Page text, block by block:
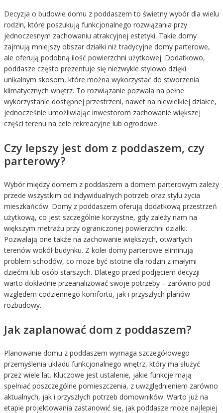
Decyzja o budowie domu z poddaszem to świetny wybór dla wielu
rodzin, które poszukują funkcjonalnego rozwiązania przy
jednoczesnym zachowaniu atrakcyjnej estetyki. Takie domy
zajmują mniejszy obszar działki niż tradycyjne domy parterowe,
ale oferują podobną ilość powierzchni użytkowej. Dodatkowo,
poddasze często prezentuje się niezwykle stylowo dzięki
unikalnym skosom, które można wykorzystać do stworzenia
klimatycznych wnętrz. To rozwiązanie pozwala na pełne
wykorzystanie dostępnej przestrzeni, nawet na niewielkiej działce,
jednocześnie umożliwiając inwestorom zachowanie większej
części terenu na cele rekreacyjne lub ogrodowe.
Czy lepszy jest dom z poddaszem, czy
parterowy?
Wybór między domem z poddaszem a domem parterowym zależy
przede wszystkim od indywidualnych potrzeb oraz stylu życia
mieszkańców. Domy z poddaszem oferują dodatkową przestrzeń
użytkową, co jest szczególnie korzystne, gdy zależy nam na
większym metrażu przy ograniczonej powierzchni działki.
Pozwalają one także na zachowanie większych, otwartych
terenów wokół budynku. Z kolei domy parterowe eliminują
problem schodów, co może być istotne dla rodzin z małymi
dziećmi lub osób starszych. Dlatego przed podjęciem decyzji
warto dokładnie przeanalizować swoje potrzeby – zarówno pod
względem codziennego komfortu, jak i przyszłych planów
rozbudowy.
Jak zaplanować dom z poddaszem?
Planowanie domu z poddaszem wymaga szczegółowego
przemyślenia układu funkcjonalnego wnętrz, który ma służyć
przez wiele lat. Kluczowe jest ustalenie, jakie funkcje mają
spełniać poszczególne pomieszczenia, z uwzględnieniem zarówno
aktualnych, jak i przyszłych potrzeb domowników. Warto już na
etapie projektowania zastanowić się, jak poddasze może najlepiej